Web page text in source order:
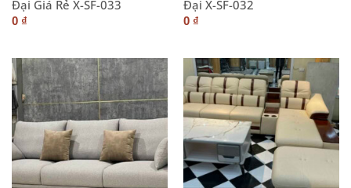
Đại Giá Rẻ X-SF-033
0 ₫
Đại X-SF-032
0 ₫